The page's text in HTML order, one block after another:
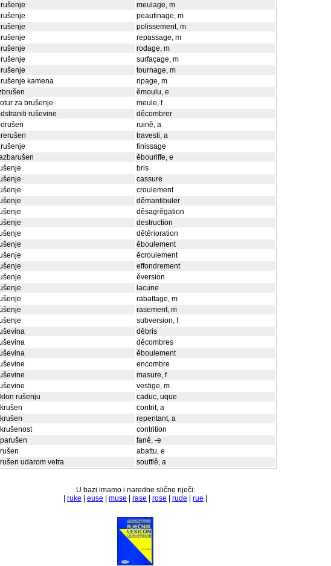
meulage, m
peaufinage, m
polissement, m
repassage, m
rodage, m
surfaçage, m
tournage, m
kamena
ripage, m
ěmoulu, e
za brušenje
meule, f
ruševine
děcombrer
ruině, a
travesti, a
finissage
ěbouriffe, e
bris
cassure
croulement
děmantibuler
děsagrěgation
destruction
dětěrioration
ěboulement
ěcroulement
effondrement
ěversion
lacune
rabattage, m
rasement, m
subversion, f
děbris
děcombres
ěboulement
encombre
masure, f
vestige, m
rušenju
caduc, uque
contrit, a
repentant, a
contrition
faně, -e
abattu, e
udarom vetra
soufflě, a
U bazi imamo i naredne slične riječi:
ruke euse muse rase rose rude rue